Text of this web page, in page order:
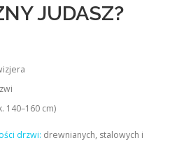
JUDASZ?
140–160 cm)
drzwi: drewnianych, stalowych i